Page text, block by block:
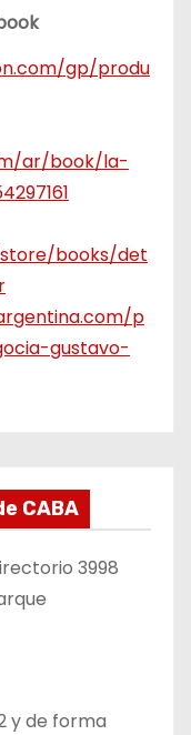
gp/produ
ar/book/la-
books/det
p
gustavo-
CABA
3998
y de forma